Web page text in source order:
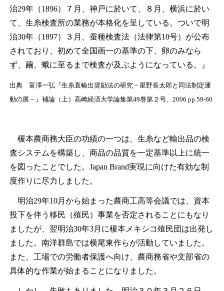
治29年（1896）７月、神戸に於いて、８月、横浜に於い
て、生糸検査所の業務が本格化を呈している。ついで明
治30年（1897）３月、蚕種検査法（法律第10号）が公布
されており、初めて全国画一の基準の下、卵のみなら
ず、繭、蛾に至るまで検査が及ぶようになっている。』
出典 富澤一弘『生糸直輸出奨励法の研究－星野長太郎と同法制定運
動の展－』補論（上）高崎経済大学論集第49巻第２号、2006 pp.59-60
榎本農商務大臣の功績の一つは、生糸など輸出品の検
査システムを構築し、商品の品質を一定基準以上に統一
を図ったことでした。Japan Brand実現に向けた有効な制
度作りに尽力しました。
明治29年10月から始まった農商工高等会議では、資本
投下を伴う移民（殖民）事業を否定されることにもなり
ましたが、翌明治30年3月に榎本メキシコ殖民団は出発し
ました。南洋群島では横尾東作らが活動していました。
また、工場での労働者保護へ向け、農商務省や文部省の
具体的な作業が始まることになりました。